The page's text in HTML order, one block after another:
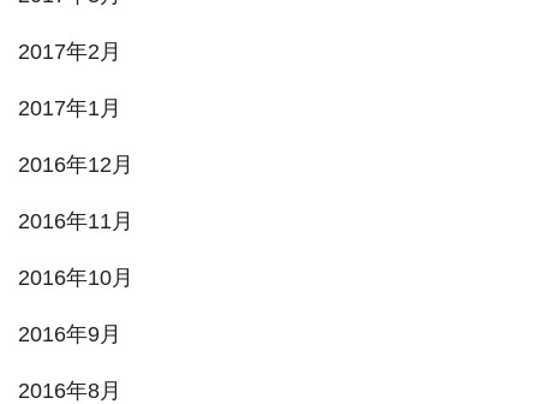
2017年2月
2017年1月
2016年12月
2016年11月
2016年10月
2016年9月
2016年8月